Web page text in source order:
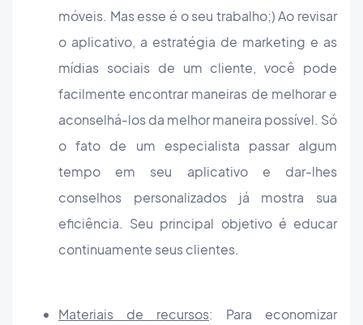
móveis. Mas esse é o seu trabalho;) Ao revisar
o aplicativo, a estratégia de marketing e as
mídias sociais de um cliente, você pode
facilmente encontrar maneiras de melhorar e
aconselhá-los da melhor maneira possível. Só
o fato de um especialista passar algum
tempo em seu aplicativo e dar-lhes
conselhos personalizados já mostra sua
eficiência. Seu principal objetivo é educar
continuamente seus clientes.
Materiais de recursos: Para economizar